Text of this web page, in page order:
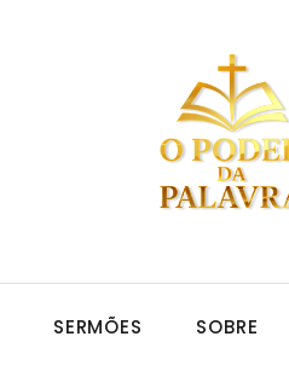
SERMÕES SOBRE